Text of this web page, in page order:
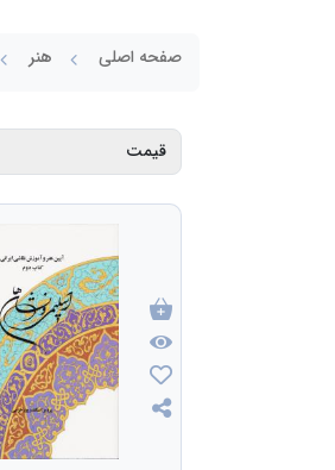
صفحه اصلی هنر